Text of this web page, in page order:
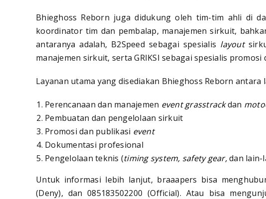
Bhieghoss Reborn juga didukung oleh tim-tim ahli di
koordinator tim dan pembalap, manajemen sirkuit,
antaranya adalah, B2Speed sebagai spesialis layout
manajemen sirkuit, serta GRIKSI sebagai spesialis promosi
Layanan utama yang disediakan Bhieghoss Reborn antara
Perencanaan dan manajemen event grasstrackdan
Pembuatan dan pengelolaan sirkuit
Promosi dan publikasi event
Dokumentasi profesional
Pengelolaan teknis (timing system, safety gear,dan lain-
Untuk informasi lebih lanjut, braaapers bisa
(Deny), dan 085183502200 (Official). Atau bisa